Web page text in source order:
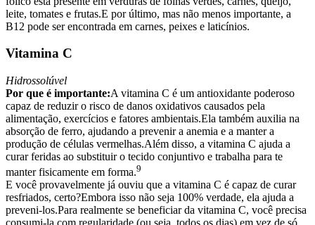
leite, tomates e frutas.E por último, mas não menos importante, a
B12 pode ser encontrada em carnes, peixes e laticínios.
Vitamina C
Hidrossolúvel
Por que é importante:A vitamina C é um antioxidante poderoso
capaz de reduzir o risco de danos oxidativos causados pela
alimentação, exercícios e fatores ambientais.Ela também auxilia na
absorção de ferro, ajudando a prevenir a anemia e a manter a
produção de células vermelhas.Além disso, a vitamina C ajuda a
curar feridas ao substituir o tecido conjuntivo e trabalha para te
manter fisicamente em forma.9
E você provavelmente já ouviu que a vitamina C é capaz de curar
resfriados, certo?Embora isso não seja 100% verdade, ela ajuda a
preveni-los.Para realmente se beneficiar da vitamina C, você precisa